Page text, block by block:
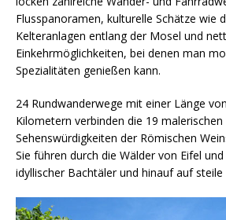
Flusspanoramen, kulturelle Schätze wie
Kelteranlagen entlang der Mosel und
Einkehrmöglichkeiten, bei denen man
Spezialitäten genießen kann.
24 Rundwanderwege mit einer Länge
Kilometern verbinden die 19
Sehenswürdigkeiten der Römischen
Sie führen durch die Wälder von Eifel
idyllischer Bachtäler und hinauf auf